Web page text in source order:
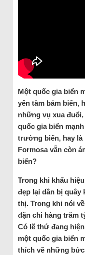
Một quốc gia biển
yên tâm bám biển,
những vụ xua
quốc gia biển
trường biển, hay là
Formosa vẫn còn
biển?
Trong khi khẩu
đẹp lại dần bị
thị. Trong khi nói
đặn chi hàng trăm
Có lẽ thứ đang
một quốc gia biển
thích vẽ những